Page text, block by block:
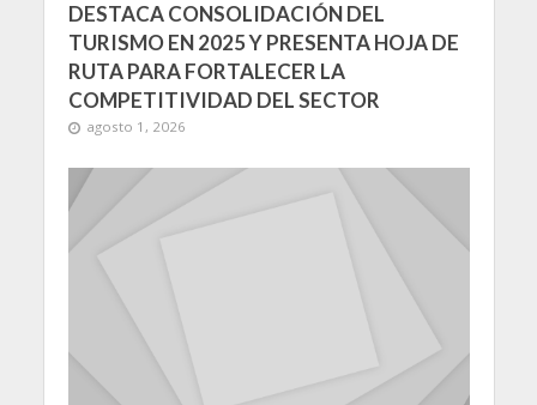
DESTACA CONSOLIDACIÓN DEL
TURISMO EN 2025 Y PRESENTA HOJA DE
RUTA PARA FORTALECER LA
COMPETITIVIDAD DEL SECTOR
agosto 1, 2026